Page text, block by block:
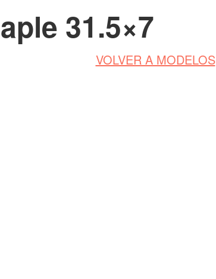
31.5×7
VOLVER A MODELOS